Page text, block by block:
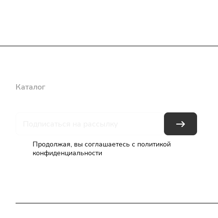
Каталог
Продолжая, вы соглашаетесь с политикой
конфиденциальности